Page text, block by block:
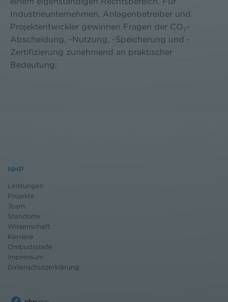
Industrieunternehmen, Anlagenbetreiber und
Projektentwickler gewinnen Fragen der CO₂-
Abscheidung, -Nutzung, -Speicherung und -
Zertifizierung zunehmend an praktischer
Bedeutung:
NHP
Leistungen
Projekte
Team
Standorte
Wissenschaft
Karriere
Ombudsstelle
Impressum
Datenschutzerklärung